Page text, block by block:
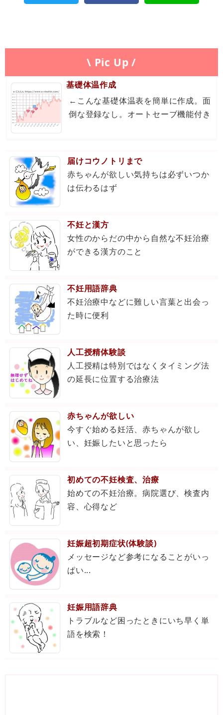
\ Pic Up /
基礎体温作成
←こんな基礎体温表を簡単に作成。面
倒な登録なし。オートセーブ機能付き
届けコウノトリまで
赤ちゃんが欲しい気持ちは必ずいつか
は伝わるはず
不妊と漢方
女性のからだの中から自然な不妊治療
ができる漢方のこと
不妊用語辞典
不妊治療中などに難しい言葉と出会っ
た時に便利
人工授精体験談
人工授精は特別ではなくタイミング法
の延長に位置する治療法
赤ちゃんが欲しい
今すぐ始める妊活、赤ちゃんが欲し
い、妊娠したいと思ったら
初めての不妊検査、治療
始めての不妊治療。病院選び、検査内
容、心得など
妊娠超初期症状(体験談)
メッセージなど参考になることがいっ
ぱい...
妊娠用語辞典
トラブルなど困ったときにいち早く単
語を検索！